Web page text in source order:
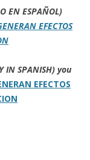
EN ESPAÑOL)
EFECTOS
SPANISH) you
EFECTOS